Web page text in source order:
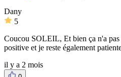
Dany
5
Coucou SOLEIL, Et bien ça n'a
positive et je reste également
il y a 2 mois